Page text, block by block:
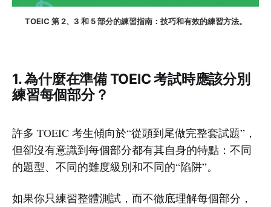
TOEIC 第 2、3 和 5 部分的練習指南：技巧和有效的練習方法。
1. 為什麼在準備 TOEIC 考試時應該分別
練習每個部分？
許多 TOEIC 考生傾向於“從頭到尾做完整套試題”，
但卻沒有意識到每個部分都有其自身的特點：不同
的題型、不同的難度級別和不同的“陷阱”。
如果你只練習整體測試，而不徹底理解每個部分，